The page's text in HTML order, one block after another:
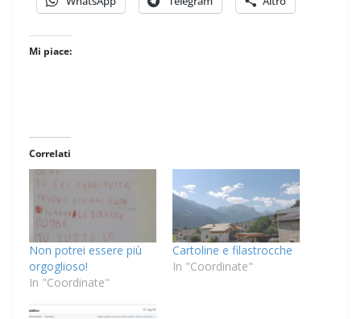
Mi piace:
Correlati
Non potrei essere più
orgoglioso!
In "Coordinate"
Cartoline e filastrocche
In "Coordinate"